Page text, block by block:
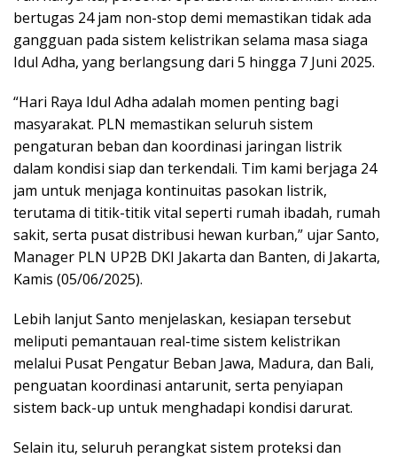
bertugas 24 jam non-stop demi memastikan tidak ada
gangguan pada sistem kelistrikan selama masa siaga
Idul Adha, yang berlangsung dari 5 hingga 7 Juni 2025.
“Hari Raya Idul Adha adalah momen penting bagi
masyarakat. PLN memastikan seluruh sistem
pengaturan beban dan koordinasi jaringan listrik
dalam kondisi siap dan terkendali. Tim kami berjaga 24
jam untuk menjaga kontinuitas pasokan listrik,
terutama di titik-titik vital seperti rumah ibadah, rumah
sakit, serta pusat distribusi hewan kurban,” ujar Santo,
Manager PLN UP2B DKI Jakarta dan Banten, di Jakarta,
Kamis (05/06/2025).
Lebih lanjut Santo menjelaskan, kesiapan tersebut
meliputi pemantauan real-time sistem kelistrikan
melalui Pusat Pengatur Beban Jawa, Madura, dan Bali,
penguatan koordinasi antarunit, serta penyiapan
sistem back-up untuk menghadapi kondisi darurat.
Selain itu, seluruh perangkat sistem proteksi dan